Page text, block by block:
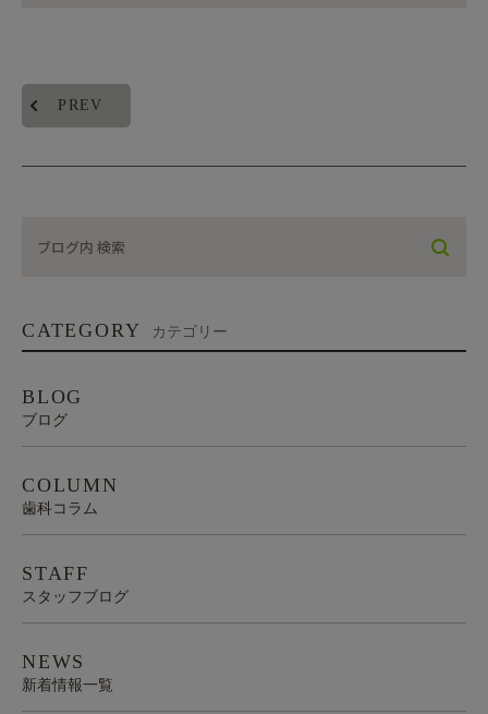
PREV
CATEGORY カテゴリー
BLOG
ブログ
COLUMN
歯科コラム
STAFF
スタッフブログ
NEWS
新着情報一覧